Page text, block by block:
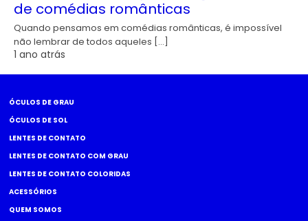
de comédias românticas
Quando pensamos em comédias românticas, é impossível
não lembrar de todos aqueles […]
1 ano atrás
ÓCULOS DE GRAU
ÓCULOS DE SOL
LENTES DE CONTATO
LENTES DE CONTATO COM GRAU
LENTES DE CONTATO COLORIDAS
ACESSÓRIOS
QUEM SOMOS